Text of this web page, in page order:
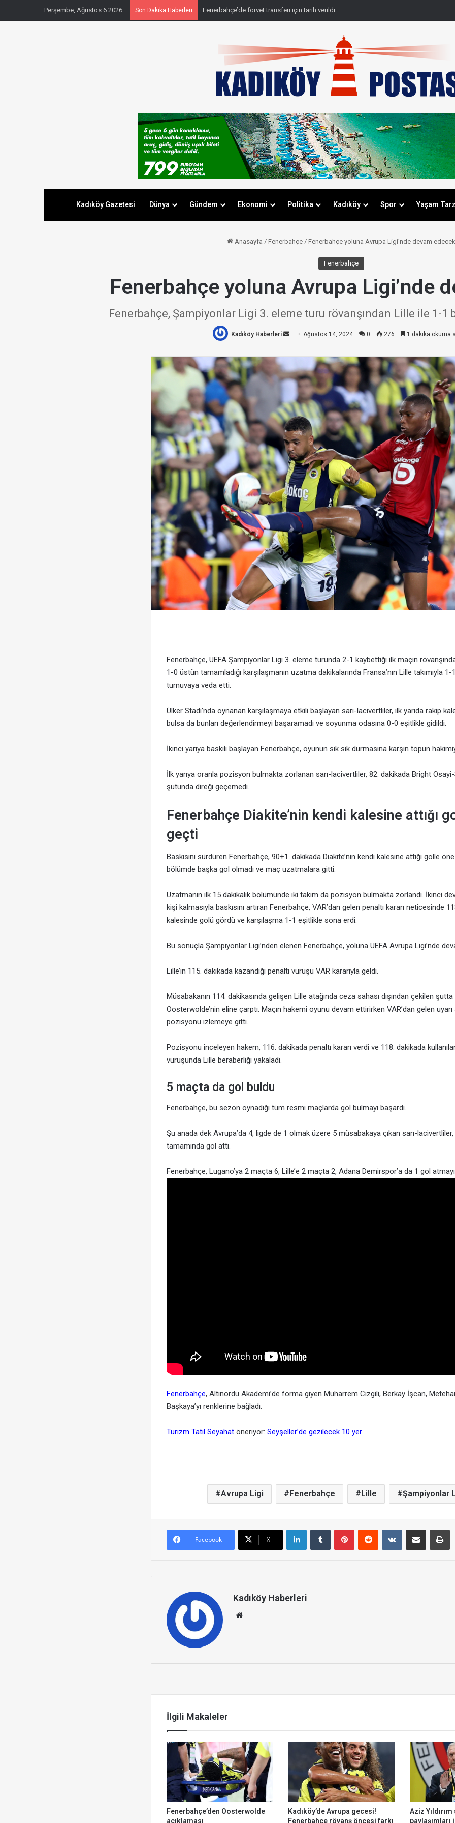
Perşembe, Ağustos 6 2026 Son Dakika Haberleri Kadıköy’de Avrupa gecesi! Fenerbahçe rövanş öncesi farkı cebine koydu
Kadıköy Gazetesi Dünya Gündem Ekonomi Politika Kadıköy Spor Yaşam
Anasayfa / Fenerbahçe / Fenerbahçe yoluna Avrupa Ligi’nde devam edecek
Fenerbahçe
Fenerbahçe yoluna Avrupa Ligi’nde
Fenerbahçe, Şampiyonlar Ligi 3. eleme turu rövanşından Lille ile 1-1
Kadıköy Haberleri
Bir
posta
göndermek
Ağustos 14, 2024 0 276 1 dakika okuma
Fenerbahçe, UEFA Şampiyonlar Ligi 3. eleme turunda 2-1 kaybettiği ilk maçın
1-0 üstün tamamladığı karşılaşmanın uzatma dakikalarında Fransa’nın Lille takımıyla
turnuvaya veda etti.
Ülker Stadı’nda oynanan karşılaşmaya etkili başlayan sarı-lacivertliler, ilk yarıda rakip
bulsa da bunları değerlendirmeyi başaramadı ve soyunma odasına 0-0 eşitlikle gidildi.
İkinci yarıya baskılı başlayan Fenerbahçe, oyunun sık sık durmasına karşın topun
İlk yarıya oranla pozisyon bulmakta zorlanan sarı-lacivertliler, 82. dakikada Bright Osayi-
şutunda direği geçemedi.
Fenerbahçe Diakite’nin kendi kalesine attığı
geçti
Baskısını sürdüren Fenerbahçe, 90+1. dakikada Diakite’nin kendi kalesine attığı golle
bölümde başka gol olmadı ve maç uzatmalara gitti.
Uzatmanın ilk 15 dakikalık bölümünde iki takım da pozisyon bulmakta zorlandı. İkinci
kişi kalmasıyla baskısını artıran Fenerbahçe, VAR’dan gelen penaltı kararı neticesinde
kalesinde golü gördü ve karşılaşma 1-1 eşitlikle sona erdi.
Bu sonuçla Şampiyonlar Ligi’nden elenen Fenerbahçe, yoluna UEFA Avrupa Ligi’nde
Lille’in 115. dakikada kazandığı penaltı vuruşu VAR kararıyla geldi.
Müsabakanın 114. dakikasında gelişen Lille atağında ceza sahası dışından çekilen
Oosterwolde’nin eline çarptı. Maçın hakemi oyunu devam ettirirken VAR’dan gelen
pozisyonu izlemeye gitti.
Pozisyonu inceleyen hakem, 116. dakikada penaltı kararı verdi ve 118. dakikada
vuruşunda Lille beraberliği yakaladı.
5 maçta da gol buldu
Fenerbahçe, bu sezon oynadığı tüm resmi maçlarda gol bulmayı başardı.
Şu anada dek Avrupa’da 4, ligde de 1 olmak üzere 5 müsabakaya çıkan sarı-lacivertliler,
tamamında gol attı.
Fenerbahçe, Lugano’ya 2 maçta 6, Lille’e 2 maçta 2, Adana Demirspor’a da 1 gol
Fenerbahçe, Altınordu Akademi’de forma giyen Muharrem Cizgili, Berkay İşcan,
Başkaya’yı renklerine bağladı.
Turizm Tatil Seyahat öneriyor: Seyşeller’de gezilecek 10 yer
Avrupa Ligi Fenerbahçe Lille Şampiyonlar
Facebook X
Kadıköy Haberleri
İlgili Makaleler
Fenerbahçe’den Oosterwolde
açıklaması
Kadıköy’de Avrupa gecesi!
Fenerbahçe rövanş öncesi farkı
Aziz
paylaşımları